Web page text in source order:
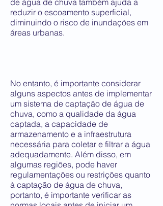
de água de chuva também ajuda a
reduzir o escoamento superficial,
diminuindo o risco de inundações em
áreas urbanas.
No entanto, é importante considerar
alguns aspectos antes de implementar
um sistema de captação de água de
chuva, como a qualidade da água
captada, a capacidade de
armazenamento e a infraestrutura
necessária para coletar e filtrar a água
adequadamente. Além disso, em
algumas regiões, pode haver
regulamentações ou restrições quanto
à captação de água de chuva,
portanto, é importante verificar as